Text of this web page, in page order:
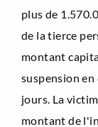
plus de
de la tierce
montant
suspension
jours. La
montant de